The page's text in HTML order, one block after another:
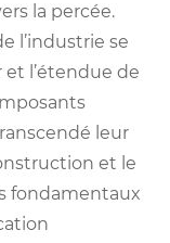
la percée.
l’industrie se
et l’étendue de
leur
et le
fondamentaux